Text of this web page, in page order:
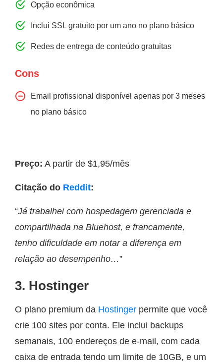
Opção econômica
Inclui SSL gratuito por um ano no plano básico
Redes de entrega de conteúdo gratuitas
Cons
Email profissional disponível apenas por 3 meses
no plano básico
Preço: A partir de $1,95/mês
Citação do Reddit:
“Já trabalhei com hospedagem gerenciada e
compartilhada na Bluehost, e francamente,
tenho dificuldade em notar a diferença em
relação ao desempenho…”
3. Hostinger
O plano premium da Hostinger permite que você
crie 100 sites por conta. Ele inclui backups
semanais, 100 endereços de e-mail, com cada
caixa de entrada tendo um limite de 10GB, e um